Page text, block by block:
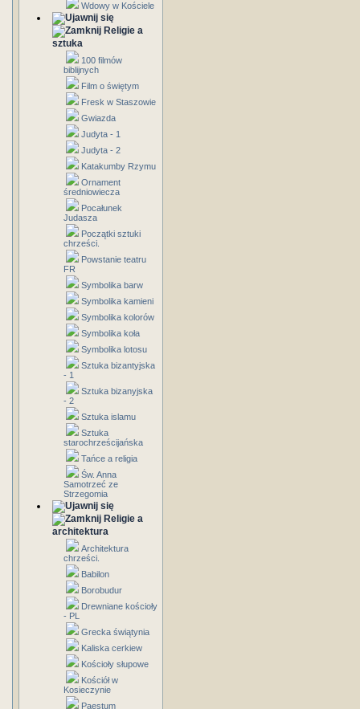
Wdowy w Kościele
Religie a
sztuka
100 filmów
biblijnych
Film o świętym
Fresk w Staszowie
Gwiazda
Judyta - 1
Judyta - 2
Katakumby Rzymu
Ornament
średniowiecza
Pocałunek
Judasza
Początki sztuki
chrześci.
Powstanie teatru
FR
Symbolika barw
Symbolika kamieni
Symbolika kolorów
Symbolika koła
Symbolika lotosu
Sztuka bizantyjska
- 1
Sztuka bizanyjska
- 2
Sztuka islamu
Sztuka
starochrześcijańska
Tańce a religia
Św. Anna
Samotrzeć ze
Strzegomia
Religie a
architektura
Architektura
chrześci.
Babilon
Borobudur
Drewniane kościoły
- PL
Grecka świątynia
Kaliska cerkiew
Kościoły słupowe
Kościół w
Kosieczynie
Paestum